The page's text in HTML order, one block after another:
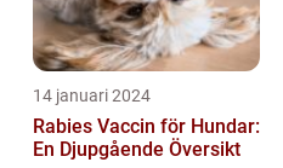
14 januari 2024
Rabies Vaccin för Hundar:
En Djupgående Översikt